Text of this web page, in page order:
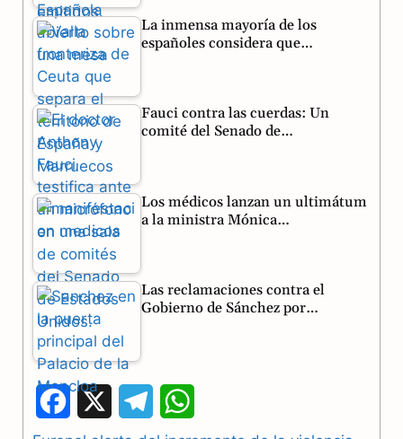
La inmensa mayoría de los
españoles considera que…
Fauci contra las cuerdas: Un
comité del Senado de…
Los médicos lanzan un ultimátum
a la ministra Mónica…
Las reclamaciones contra el
Gobierno de Sánchez por…
a
e
h